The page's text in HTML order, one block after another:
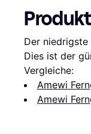
Der niedrigste
Dies ist der
Vergleiche:
Amewi
Amewi